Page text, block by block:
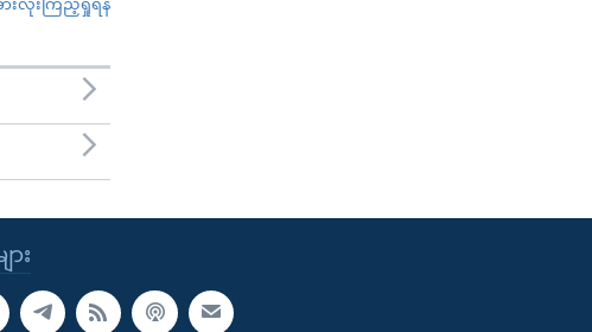
းလုံးကြည့်ရှုရန်
း